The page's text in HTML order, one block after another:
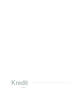
Kredit